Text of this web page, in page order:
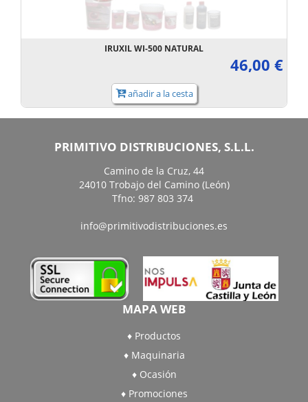
IRUXIL WI-500 NATURAL
46,00 €
añadir a la cesta
PRIMITIVO DISTRIBUCIONES, S.L.L.
Camino de la Cruz, 44
24010 Trobajo del Camino (León)
Tfno: 987 803 374
info@primitivodistribuciones.es
MAPA WEB
Productos
Maquinaria
Ocasión
Promociones